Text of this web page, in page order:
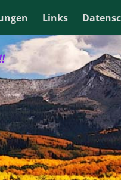
Links
akzeptieren Sie diese
annehmen